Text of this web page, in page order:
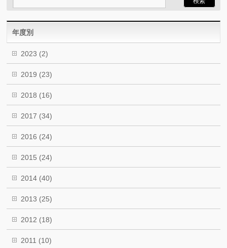
年度別
2023 (2)
2019 (23)
2018 (16)
2017 (34)
2016 (24)
2015 (24)
2014 (40)
2013 (25)
2012 (18)
2011 (10)